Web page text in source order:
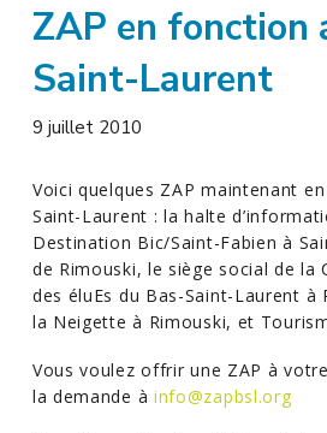
ZAP en fonction
Saint-Laurent
9 juillet 2010
Voici quelques ZAP maintenant
Saint-Laurent : la halte
Destination Bic/Saint-Fabien à
de Rimouski, le siège social de la
des éluEs du Bas-Saint-Laurent à
la Neigette à Rimouski, et
Vous voulez offrir une ZAP à
la demande à info@zapbsl.org